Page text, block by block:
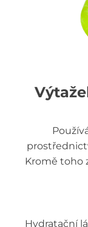
Kromě toho
Hydratační